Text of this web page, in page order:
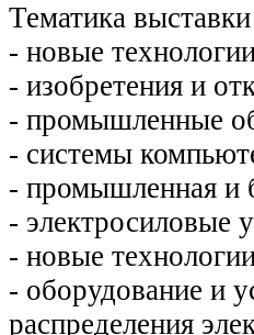
Тематика выставки
- новые
- изобретения и
- промышленные
- системы
- промышленная и
- электросиловые
- новые
- оборудование и
распределения